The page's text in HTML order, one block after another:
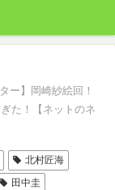
ー】岡崎紗絵回！
た！【ネットのネ
北村匠海
田中圭